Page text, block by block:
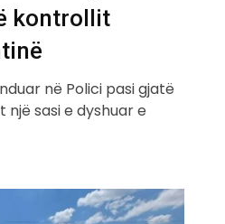
kontrollit
në Polici pasi gjatë
një sasi e dyshuar e